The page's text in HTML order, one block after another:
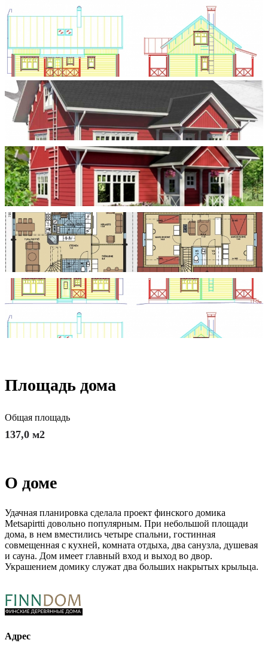
Площадь дома
Общая площадь
137,0 м2
О доме
Удачная планировка сделала проект финского домика
Metsapirtti довольно популярным. При небольшой площади
дома, в нем вместились четыре спальни, гостинная
совмещенная с кухней, комната отдыха, два санузла, душевая
и сауна. Дом имеет главный вход и выход во двор.
Украшением домику служат два больших накрытых крыльца.
Адрес